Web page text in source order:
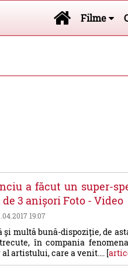
Filme
a făcut un super-
3 anișori Foto - Video
19:07
și multă bună-dispoziție, de
în compania
artistului, care a venit.... [